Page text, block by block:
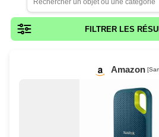
FILTRER LES
Amazon